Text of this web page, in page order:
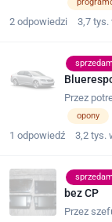
2 odpowiedzi 3,7 tys.
sprzedam
Przez
opony
1 odpowiedź 3,2 tys.
sprzedam
bez CP
Przez